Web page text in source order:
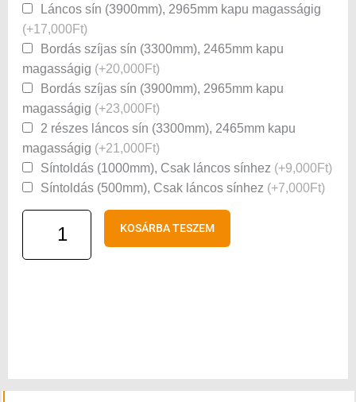
Láncos sín (3900mm), 2965mm kapu magasságig
(+17,000Ft)
Bordás szíjas sín (3300mm), 2465mm kapu
magasságig (+20,000Ft)
Bordás szíjas sín (3900mm), 2965mm kapu
magasságig (+23,000Ft)
2 részes láncos sín (3300mm), 2465mm kapu
magasságig (+21,000Ft)
Síntoldás (1000mm), Csak láncos sínhez (+9,000Ft)
Síntoldás (500mm), Csak láncos sínhez (+7,000Ft)
motor
mennyiség
KOSÁRBA TESZEM